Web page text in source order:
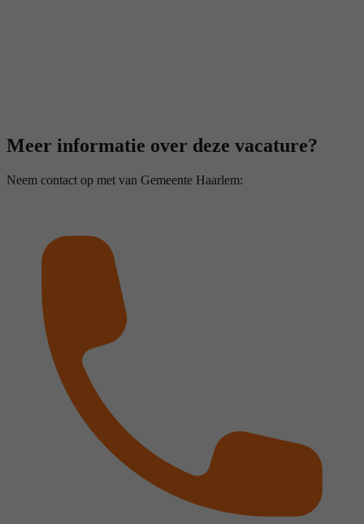
Meer informatie over deze vacature?
Neem contact op met van Gemeente Haarlem: